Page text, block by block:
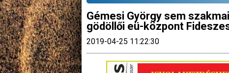
Gémesi György sem
gödöllői eü-központ
2019-04-25 11:22:30